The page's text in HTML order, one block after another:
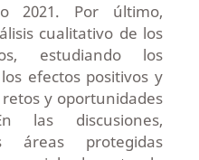
2021. Por último,
cualitativo de los
estudiando los
efectos positivos y
y oportunidades
las discusiones,
áreas protegidas